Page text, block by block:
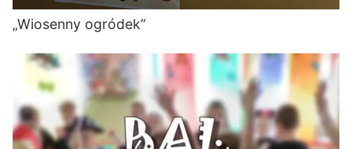
„Wiosenny ogródek”